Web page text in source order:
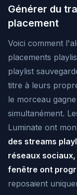
Générer du
placement
Voici comment
placements
playlist
titre à leurs
le morceau
simultanément.
Luminate ont
des streams
réseaux
fenêtre ont
reposaient